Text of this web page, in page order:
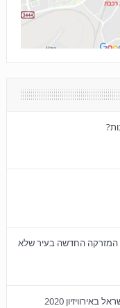
גופי תאורה: המזרקה החדשה בעיר שלא
2020